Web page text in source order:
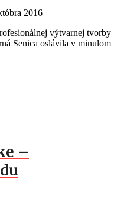
2016
výtvarnej tvorby
Senica oslávila v minulom
–